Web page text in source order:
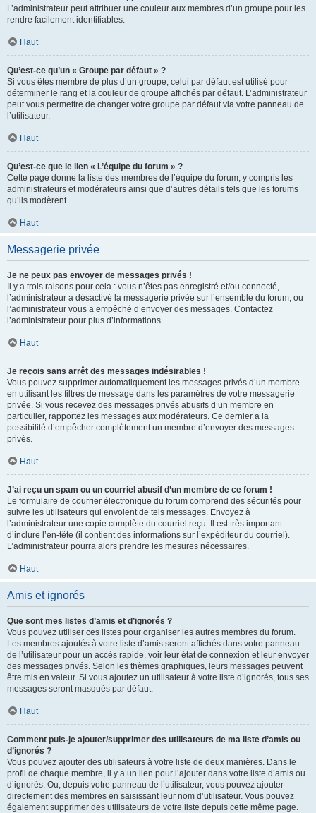
L’administrateur peut attribuer une couleur aux membres d’un groupe pour les
rendre facilement identifiables.
Haut
Qu’est-ce qu’un « Groupe par défaut » ?
Si vous êtes membre de plus d’un groupe, celui par défaut est utilisé pour
déterminer le rang et la couleur de groupe affichés par défaut. L’administrateur
peut vous permettre de changer votre groupe par défaut via votre panneau de
l’utilisateur.
Haut
Qu’est-ce que le lien « L’équipe du forum » ?
Cette page donne la liste des membres de l’équipe du forum, y compris les
administrateurs et modérateurs ainsi que d’autres détails tels que les forums
qu’ils modèrent.
Haut
Messagerie privée
Je ne peux pas envoyer de messages privés !
Il y a trois raisons pour cela : vous n’êtes pas enregistré et/ou connecté,
l’administrateur a désactivé la messagerie privée sur l’ensemble du forum, ou
l’administrateur vous a empêché d’envoyer des messages. Contactez
l’administrateur pour plus d’informations.
Haut
Je reçois sans arrêt des messages indésirables !
Vous pouvez supprimer automatiquement les messages privés d’un membre
en utilisant les filtres de message dans les paramètres de votre messagerie
privée. Si vous recevez des messages privés abusifs d’un membre en
particulier, rapportez les messages aux modérateurs. Ce dernier a la
possibilité d’empêcher complètement un membre d’envoyer des messages
privés.
Haut
J’ai reçu un spam ou un courriel abusif d’un membre de ce forum !
Le formulaire de courrier électronique du forum comprend des sécurités pour
suivre les utilisateurs qui envoient de tels messages. Envoyez à
l’administrateur une copie complète du courriel reçu. Il est très important
d’inclure l’en-tête (il contient des informations sur l’expéditeur du courriel).
L’administrateur pourra alors prendre les mesures nécessaires.
Haut
Amis et ignorés
Que sont mes listes d’amis et d’ignorés ?
Vous pouvez utiliser ces listes pour organiser les autres membres du forum.
Les membres ajoutés à votre liste d’amis seront affichés dans votre panneau
de l’utilisateur pour un accès rapide, voir leur état de connexion et leur envoyer
des messages privés. Selon les thèmes graphiques, leurs messages peuvent
être mis en valeur. Si vous ajoutez un utilisateur à votre liste d’ignorés, tous ses
messages seront masqués par défaut.
Haut
Comment puis-je ajouter/supprimer des utilisateurs de ma liste d’amis ou
d’ignorés ?
Vous pouvez ajouter des utilisateurs à votre liste de deux manières. Dans le
profil de chaque membre, il y a un lien pour l’ajouter dans votre liste d’amis ou
d’ignorés. Ou, depuis votre panneau de l’utilisateur, vous pouvez ajouter
directement des membres en saisissant leur nom d’utilisateur. Vous pouvez
également supprimer des utilisateurs de votre liste depuis cette même page.